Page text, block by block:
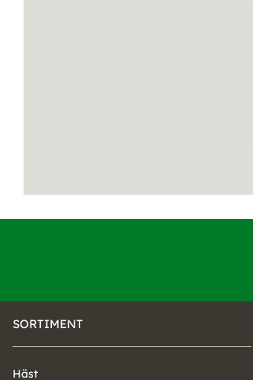
SORTIMENT
Häst